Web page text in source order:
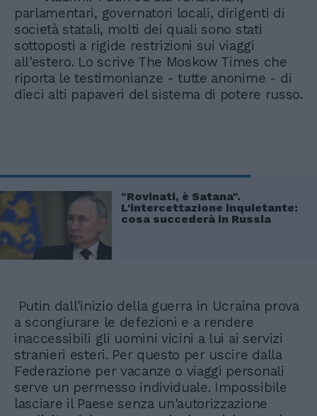
parlamentari, governatori locali, dirigenti di
società statali, molti dei quali sono stati
sottoposti a rigide restrizioni sui viaggi
all'estero. Lo scrive The Moskow Times che
riporta le testimonianze - tutte anonime - di
dieci alti papaveri del sistema di potere russo.
"Rovinati, è Satana".
L'intercettazione inquietante:
cosa succederà in Russia
Putin dall'inizio della guerra in Ucraina prova
a scongiurare le defezioni e a rendere
inaccessibili gli uomini vicini a lui ai servizi
stranieri esteri. Per questo per uscire dalla
Federazione per vacanze o viaggi personali
serve un permesso individuale. Impossibile
lasciare il Paese senza un'autorizzazione